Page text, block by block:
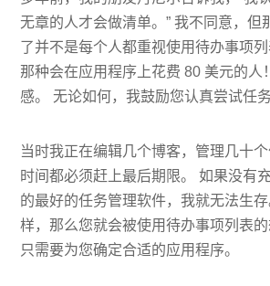
无章的人才会做清单。” 我不同意，但
了并不是每个人都重视使用待办事项
那种会在应用程序上花费 80 美元的人
感。 无论如何，我鼓励您认真尝试任
当时我正在编辑几个博客，管理几十
时间都必须赶上最后期限。 如果没有
的最好的任务管理软件，我就无法生
样，那么您就会被使用待办事项列表
只需要为您确定合适的应用程序。